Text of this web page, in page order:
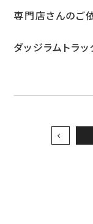
施工例
プライバシー
9:00～
専門店さんのご
ダッジラムトラ